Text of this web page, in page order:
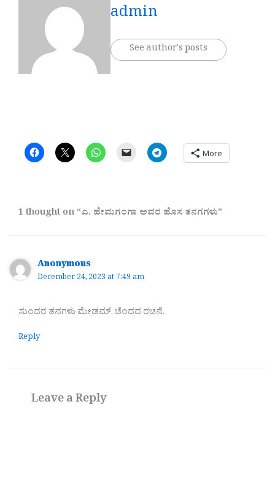
admin
See author's posts
More
1 thought on “ಎ. ಹೇಮಗಂಗಾ ಅವರ ಹೊಸ ತನಗಗಳು”
Anonymous
December 24, 2023 at 7:49 am
ಸುಂದರ ತನಗಳು ಮೇಡಮ್. ಚೆಂದದ ರಚನೆ.
Reply
Leave a Reply